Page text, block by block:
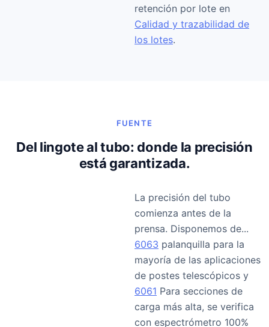
retención por lote en
Calidad y trazabilidad de
los lotes.
FUENTE
Del lingote al tubo: donde la precisión
está garantizada.
La precisión del tubo
comienza antes de la
prensa. Disponemos de...
6063 palanquilla para la
mayoría de las aplicaciones
de postes telescópicos y
6061 Para secciones de
carga más alta, se verifica
con espectrómetro 100%